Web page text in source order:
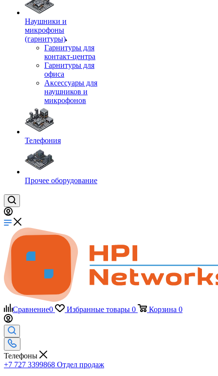
Наушники и
микрофоны
(гарнитуры)
Гарнитуры для
контакт-центра
Гарнитуры для
офиса
Аксессуары для
наушников и
микрофонов
Телефония
Прочее оборудование
Сравнение0 Избранные товары 0 Корзина 0
Телефоны
+7 727 3399868 Отдел продаж